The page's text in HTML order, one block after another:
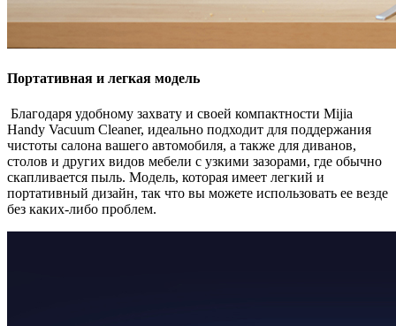
Портативная и легкая модель
Благодаря удобному захвату и своей компактности Mijia
Handy Vacuum Cleaner, идеально подходит для поддержания
чистоты салона вашего автомобиля, а также для диванов,
столов и других видов мебели с узкими зазорами, где обычно
скапливается пыль. Модель, которая имеет легкий и
портативный дизайн, так что вы можете использовать ее везде
без каких-либо проблем.